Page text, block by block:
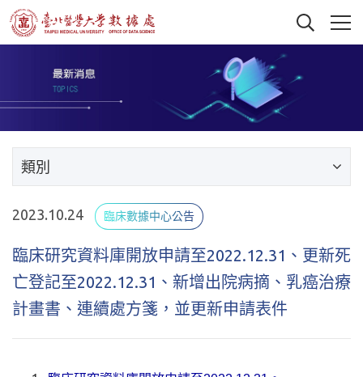
類別
2023.10.24 臨床數據中心公告
臨床研究資料庫開放申請至2022.12.31、更新死
亡登記至2022.12.31、新增出院病摘、乳癌治療
計畫書、連續處方箋，並更新申請表件